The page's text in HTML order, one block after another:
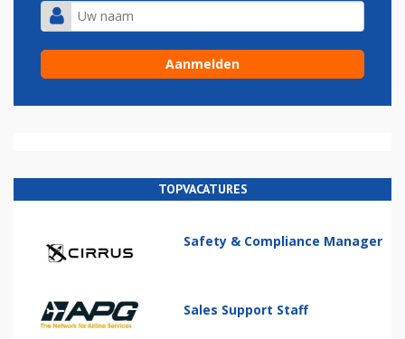
TOPVACATURES
Safety & Compliance Manager
Sales Support Staff